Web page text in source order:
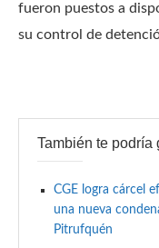
fueron puestos a
su control de
También te podría
CGE logra cárcel
una nueva
Pitrufquén